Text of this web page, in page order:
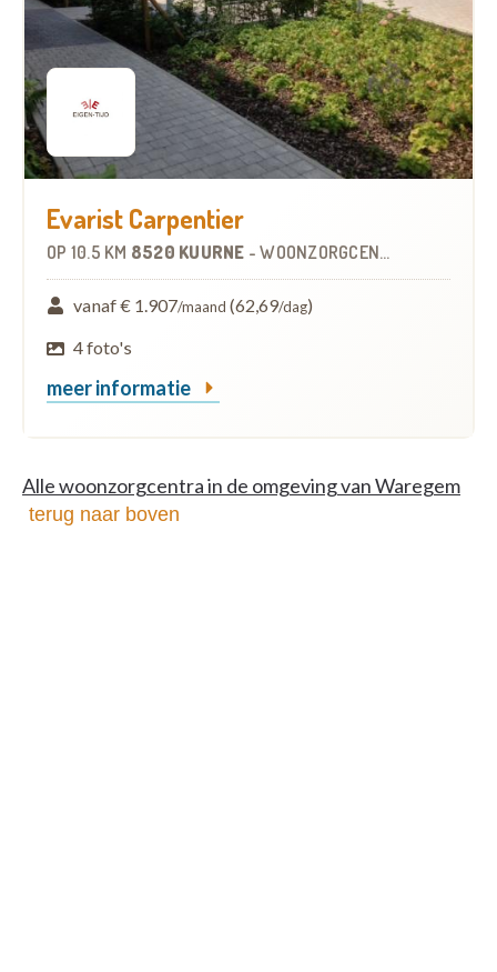
Evarist Carpentier
OP 10.5 KM 8520 KUURNE -WOONZORGCENTRUM (WZC)
vanaf € 1.907/maand (62,69/dag)
4 foto's
meer informatie
Alle woonzorgcentra in de omgeving van Waregem
terug naar boven